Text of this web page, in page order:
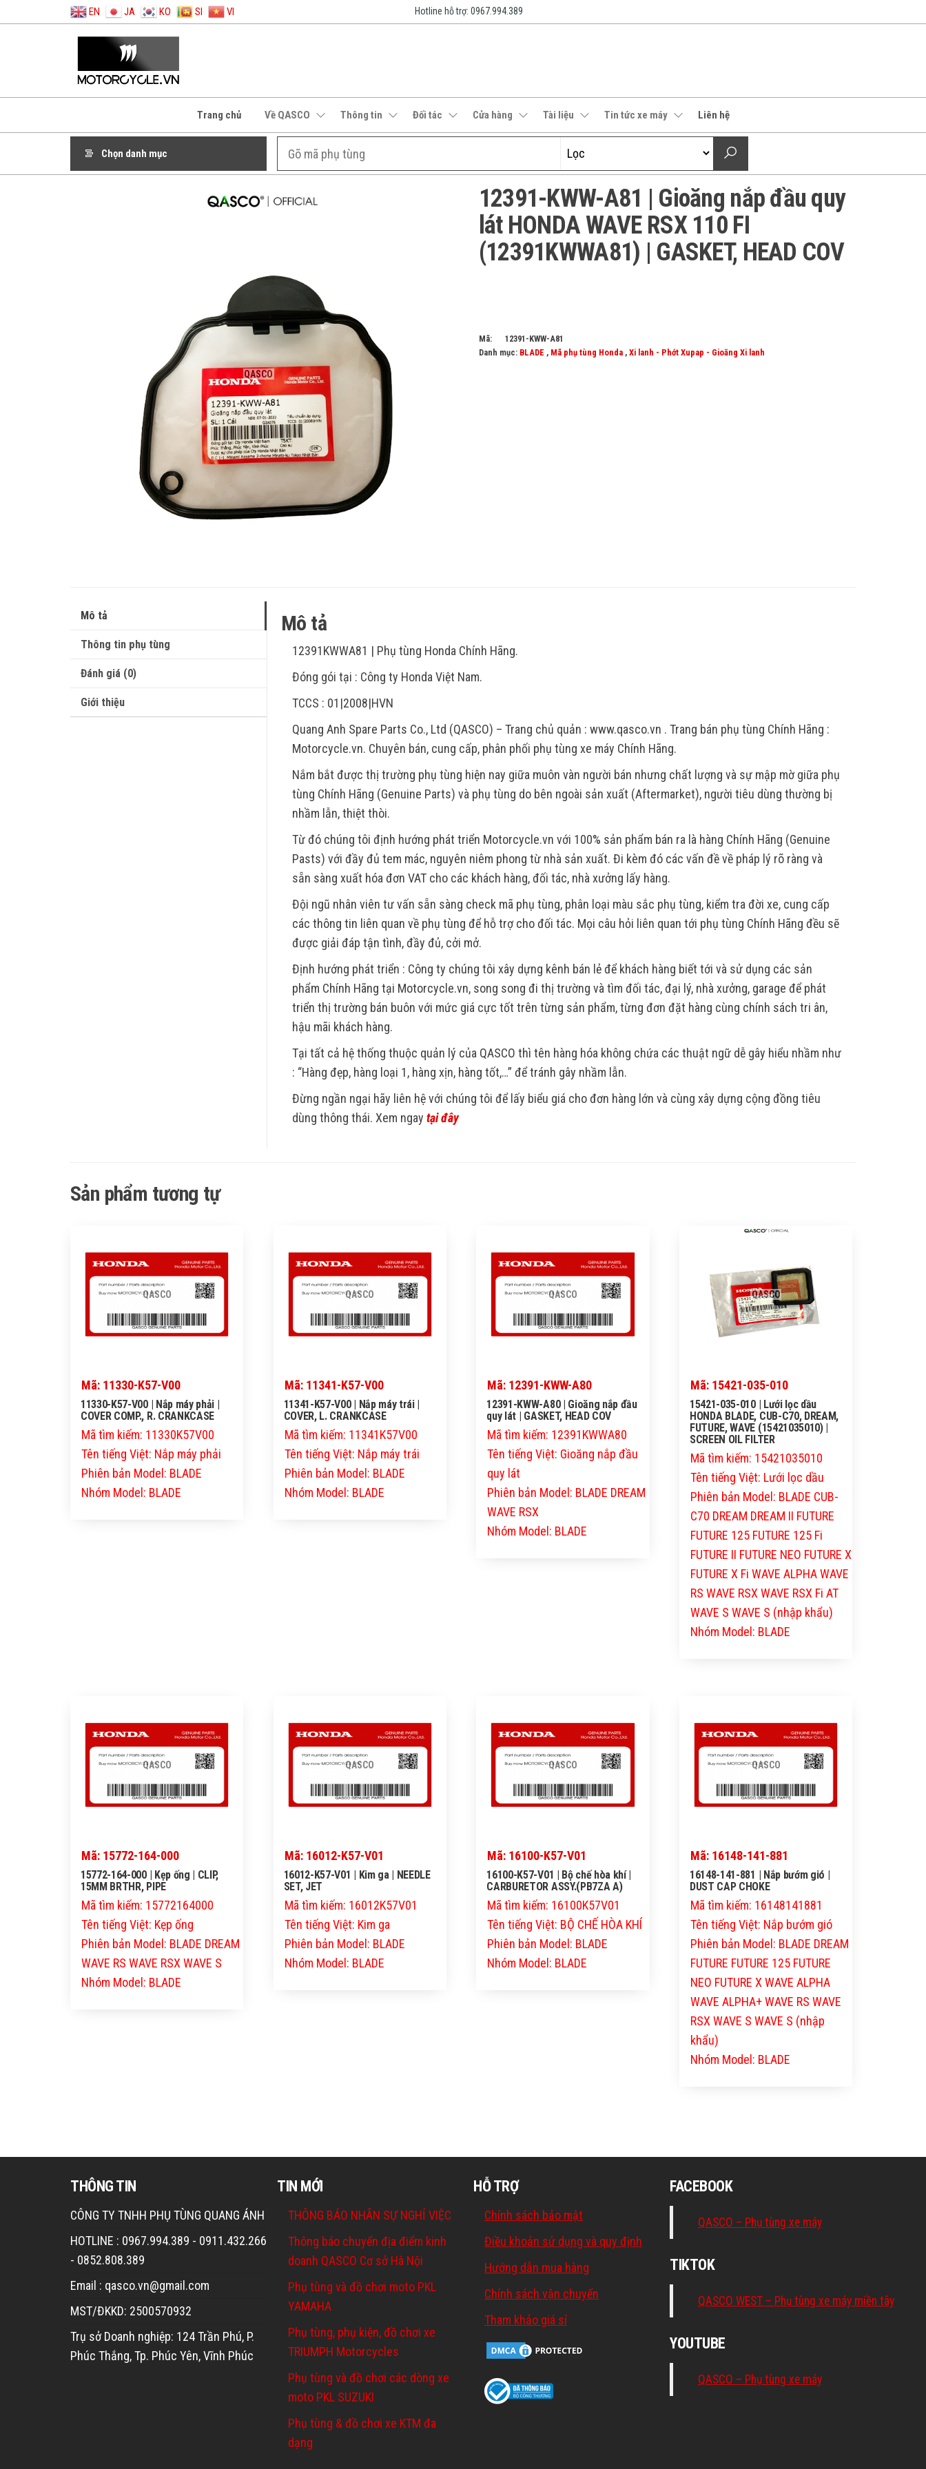
EN JA KO SI VI Hotline hỗ trợ: 0967.994.389
Trang chủ Về QASCO Thông tin Đối tác Cửa hàng Tài liệu Tin tức xe máy Liên hệ
Chọn danh mục
QASCO
12391-KWW-A81 | Gioăng nắp đầu quy
lát HONDA WAVE RSX 110 FI
(12391KWWA81) | GASKET, HEAD COV
Mã:
12391-KWW-A81
Danh mục: BLADE , Mã phụ tùng Honda, Xi lanh - Phớt Xupap - Gioăng Xi lanh
Mô tả
Thông tin phụ tùng
Đánh giá (0)
Giới thiệu
Mô tả
12391KWWA81 | Phụ tùng Honda Chính Hãng.
Đóng gói tại : Công ty Honda Việt Nam.
TCCS : 01|2008|HVN
Quang Anh Spare Parts Co., Ltd (QASCO) – Trang chủ quản : www.qasco.vn . Trang bán phụ tùng Chính Hãng :
Motorcycle.vn. Chuyên bán, cung cấp, phân phối phụ tùng xe máy Chính Hãng.
Nắm bắt được thị trường phụ tùng hiện nay giữa muôn vàn người bán nhưng chất lượng và sự mập mờ giữa phụ
tùng Chính Hãng (Genuine Parts) và phụ tùng do bên ngoài sản xuất (Aftermarket), người tiêu dùng thường bị
nhầm lẫn, thiệt thòi.
Từ đó chúng tôi định hướng phát triển Motorcycle.vn với 100% sản phẩm bán ra là hàng Chính Hãng (Genuine
Pasts) với đầy đủ tem mác, nguyên niêm phong từ nhà sản xuất. Đi kèm đó các vấn đề về pháp lý rõ ràng và
sẵn sàng xuất hóa đơn VAT cho các khách hàng, đối tác, nhà xưởng lấy hàng.
Đội ngũ nhân viên tư vấn sẵn sàng check mã phụ tùng, phân loại màu sắc phụ tùng, kiểm tra đời xe, cung cấp
các thông tin liên quan về phụ tùng để hỗ trợ cho đối tác. Mọi câu hỏi liên quan tới phụ tùng Chính Hãng đều sẽ
được giải đáp tận tình, đầy đủ, cởi mở.
Định hướng phát triển : Công ty chúng tôi xây dựng kênh bán lẻ để khách hàng biết tới và sử dụng các sản
phẩm Chính Hãng tại Motorcycle.vn, song song đi thị trường và tìm đối tác, đại lý, nhà xưởng, garage để phát
triển thị trường bán buôn với mức giá cực tốt trên từng sản phẩm, từng đơn đặt hàng cùng chính sách tri ân,
hậu mãi khách hàng.
Tại tất cả hệ thống thuộc quản lý của QASCO thì tên hàng hóa không chứa các thuật ngữ dễ gây hiểu nhầm như
: “Hàng đẹp, hàng loại 1, hàng xịn, hàng tốt,…” để tránh gây nhầm lẫn.
Đừng ngần ngại hãy liên hệ với chúng tôi để lấy biểu giá cho đơn hàng lớn và cùng xây dựng cộng đồng tiêu
dùng thông thái. Xem ngay tại đây
Sản phẩm tương tự
QASCO
Mã: 11330-K57-V00
11330-K57-V00 | Nắp máy phải |
COVER COMP., R. CRANKCASE
Mã tìm kiếm: 11330K57V00
Tên tiếng Việt: Nắp máy phải
Phiên bản Model: BLADE
Nhóm Model: BLADE
QASCO
Mã: 11341-K57-V00
11341-K57-V00 | Nắp máy trái |
COVER, L. CRANKCASE
Mã tìm kiếm: 11341K57V00
Tên tiếng Việt: Nắp máy trái
Phiên bản Model: BLADE
Nhóm Model: BLADE
QASCO
Mã: 12391-KWW-A80
12391-KWW-A80 | Gioăng nắp đầu
quy lát | GASKET, HEAD COV
Mã tìm kiếm: 12391KWWA80
Tên tiếng Việt: Gioăng nắp đầu
quy lát
Phiên bản Model: BLADE DREAM
WAVE RSX
Nhóm Model: BLADE
QASCO
Mã: 15421-035-010
15421-035-010 | Lưới lọc dầu
HONDA BLADE, CUB-C70, DREAM,
FUTURE, WAVE (15421035010) |
SCREEN OIL FILTER
Mã tìm kiếm: 15421035010
Tên tiếng Việt: Lưới lọc dầu
Phiên bản Model: BLADE CUB-
C70 DREAM DREAM II FUTURE
FUTURE 125 FUTURE 125 Fi
FUTURE II FUTURE NEO FUTURE X
FUTURE X Fi WAVE ALPHA WAVE
RS WAVE RSX WAVE RSX Fi AT
WAVE S WAVE S (nhập khẩu)
Nhóm Model: BLADE
QASCO
Mã: 15772-164-000
15772-164-000 | Kẹp ống | CLIP,
15MM BRTHR, PIPE
Mã tìm kiếm: 15772164000
Tên tiếng Việt: Kẹp ống
Phiên bản Model: BLADE DREAM
WAVE RS WAVE RSX WAVE S
Nhóm Model: BLADE
QASCO
Mã: 16012-K57-V01
16012-K57-V01 | Kim ga | NEEDLE
SET, JET
Mã tìm kiếm: 16012K57V01
Tên tiếng Việt: Kim ga
Phiên bản Model: BLADE
Nhóm Model: BLADE
QASCO
Mã: 16100-K57-V01
16100-K57-V01 | Bộ chế hòa khí |
CARBURETOR ASSY.(PB7ZA A)
Mã tìm kiếm: 16100K57V01
Tên tiếng Việt: BỘ CHẾ HÒA KHÍ
Phiên bản Model: BLADE
Nhóm Model: BLADE
QASCO
Mã: 16148-141-881
16148-141-881 | Nắp bướm gió |
DUST CAP CHOKE
Mã tìm kiếm: 16148141881
Tên tiếng Việt: Nắp bướm gió
Phiên bản Model: BLADE DREAM
FUTURE FUTURE 125 FUTURE
NEO FUTURE X WAVE ALPHA
WAVE ALPHA+ WAVE RS WAVE
RSX WAVE S WAVE S (nhập
khẩu)
Nhóm Model: BLADE
THÔNG TIN
CÔNG TY TNHH PHỤ TÙNG QUANG ÁNH
HOTLINE : 0967.994.389 - 0911.432.266
- 0852.808.389
Email : qasco.vn@gmail.com
MST/ĐKKD: 2500570932
Trụ sở Doanh nghiệp: 124 Trần Phú, P.
Phúc Thắng, Tp. Phúc Yên, Vĩnh Phúc
TIN MỚI
THÔNG BÁO NHÂN SỰ NGHỈ VIỆC
Thông báo chuyển địa điểm kinh
doanh QASCO Cơ sở Hà Nội
Phụ tùng và đồ chơi moto PKL
YAMAHA
Phụ tùng, phụ kiện, đồ chơi xe
TRIUMPH Motorcycles
Phụ tùng và đồ chơi các dòng xe
moto PKL SUZUKI
Phụ tùng & đồ chơi xe KTM đa
dạng
HỖ TRỢ
Chính sách bảo mật
Điều khoản sử dụng và quy định
Hướng dẫn mua hàng
Chính sách vận chuyển
Tham khảo giá sỉ
FACEBOOK
QASCO – Phụ tùng xe máy
TIKTOK
QASCO WEST – Phụ tùng xe máy miền tây
YOUTUBE
QASCO – Phụ tùng xe máy